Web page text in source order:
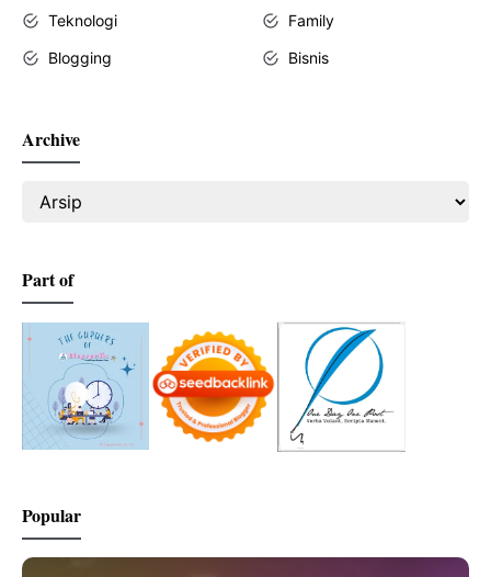
Teknologi
Family
Blogging
Bisnis
Archive
Part of
Popular